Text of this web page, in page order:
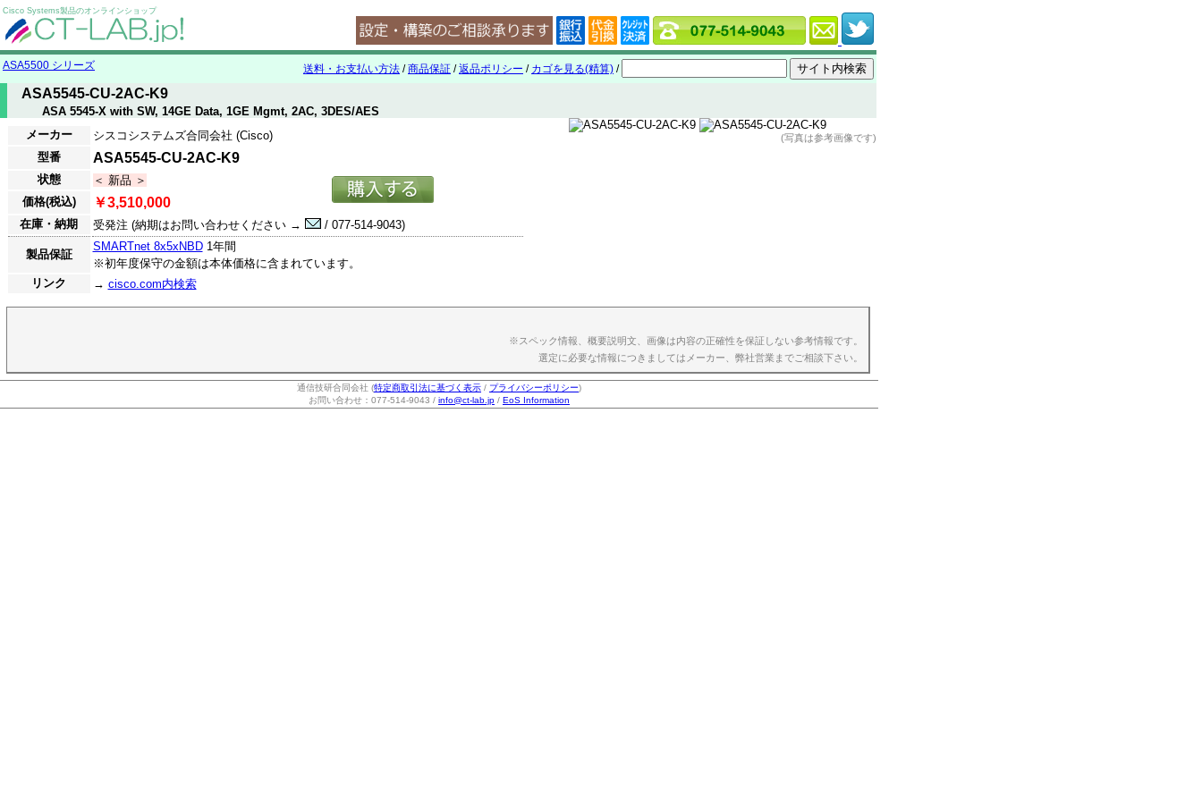
Cisco Systems製品のオンラインショップ
ASA5500 シリーズ 送料・お支払い方法 /商品保証 /返品ポリシー / カゴを見る(精算) /
ASA5545-CU-2AC-K9
ASA 5545-X with SW, 14GE Data, 1GE Mgmt, 2AC, 3DES/AES
メーカー
シスコシステムズ合同会社 (Cisco)
型番
ASA5545-CU-2AC-K9
状態
＜ 新品 ＞
価格(税込)
￥3,510,000
在庫・納期 受発注 (納期はお問い合わせください → / 077-514-9043)
製品保証
SMARTnet 8x5xNBD1年間
※初年度保守の金額は本体価格に含まれています。
リンク
→ cisco.com内検索
(写真は参考画像です)
※スペック情報、概要説明文、画像は内容の正確性を保証しない参考情報です。
選定に必要な情報につきましてはメーカー、弊社営業までご相談下さい。
通信技研合同会社 (特定商取引法に基づく表示 / プライバシーポリシー)
お問い合わせ：077-514-9043 / info@ct-lab.jp / EoS Information